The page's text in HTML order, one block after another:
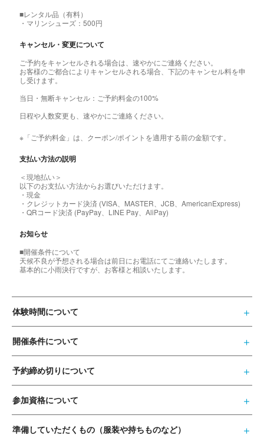
■レンタル品（有料）
・マリンシューズ：500円
キャンセル・変更について
ご予約をキャンセルされる場合は、速やかにご連絡ください。
お客様のご都合によりキャンセルされる場合、下記のキャンセル料を申
し受けます。
当日・無断キャンセル：ご予約料金の100%
日程や人数変更も、速やかにご連絡ください。
※「ご予約料金」は、クーポン/ポイントを適用する前の金額です。
支払い方法の説明
＜現地払い＞
以下のお支払い方法からお選びいただけます。
・現金
・クレジットカード決済 (VISA、MASTER、JCB、AmericanExpress)
・QRコード決済 (PayPay、LINE Pay、AliPay)
お知らせ
■開催条件について
天候不良が予想される場合は前日にお電話にてご連絡いたします。
基本的に小雨決行ですが、お客様と相談いたします。
体験時間について
開催条件について
予約締め切りについて
参加資格について
準備していただくもの（服装や持ちものなど）